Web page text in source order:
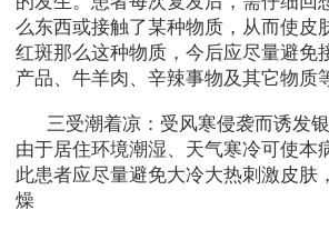
么东西或接触了某种物质，从而使皮
红斑那么这种物质，今后应尽量避免
产品、牛羊肉、辛辣事物及其它物质
三受潮着凉：受风寒侵袭而诱发
由于居住环境潮湿、天气寒冷可使本
此患者应尽量避免大冷大热刺激皮肤
燥